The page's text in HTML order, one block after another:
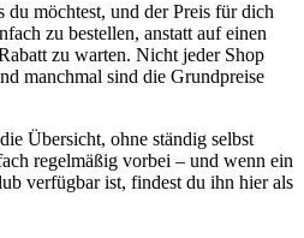
möchtest, und der Preis für dich
zu bestellen, anstatt auf einen
zu warten. Nicht jeder Shop
manchmal sind die Grundpreise
Übersicht, ohne ständig selbst
regelmäßig vorbei – und wenn ein
verfügbar ist, findest du ihn hier als